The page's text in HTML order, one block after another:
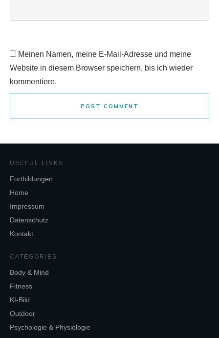
Meinen Namen, meine E-Mail-Adresse und meine
Website in diesem Browser speichern, bis ich wieder
kommentiere.
POST COMMENT
USEFUL LINKS
Fortbildungen
Home
Impressum
Datenschutz
Kontakt
CATEGORIES
Body & Mind
Fitness
KI-Bild
Outdoor
Psychologie & Physiologie